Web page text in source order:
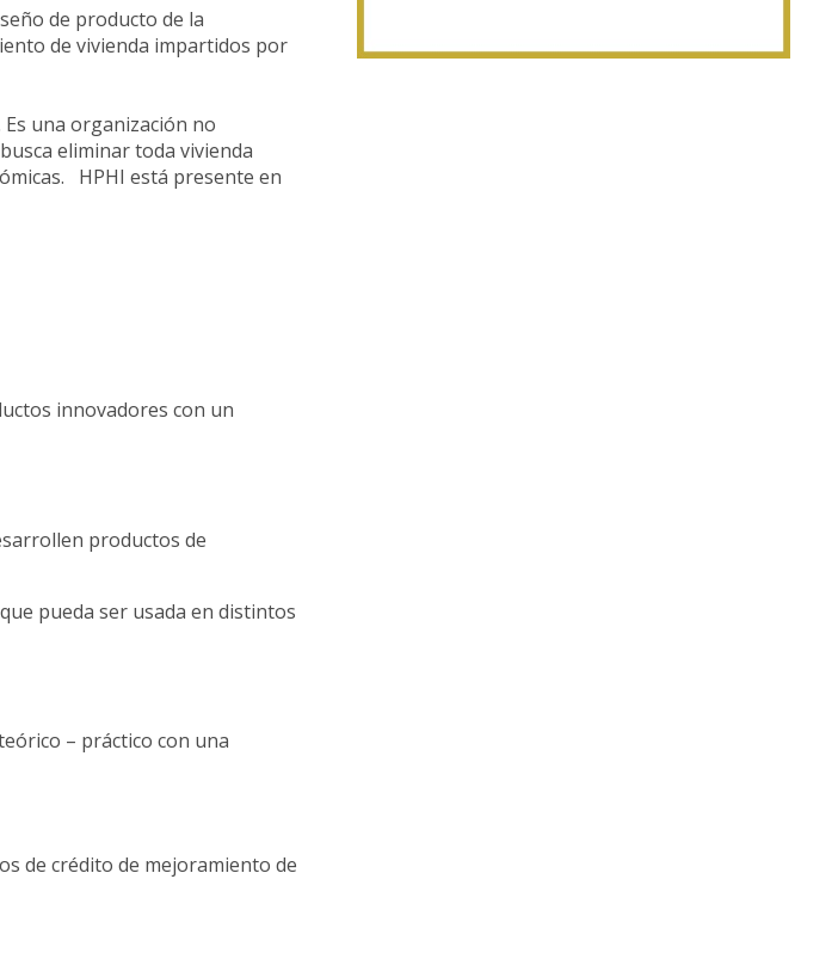
de producto de la
de vivienda impartidos por
una organización no
eliminar toda vivienda
HPHI está presente en
innovadores con un
productos de
pueda ser usada en distintos
– práctico con una
de crédito de mejoramiento de